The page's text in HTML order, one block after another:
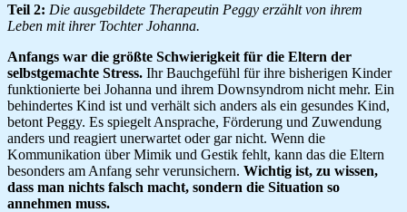
Teil 2: Die ausgebildete Therapeutin Peggy erzählt von ihrem
Leben mit ihrer Tochter Johanna.
Anfangs war die größte Schwierigkeit für die Eltern der
selbstgemachte Stress. Ihr Bauchgefühl für ihre bisherigen Kinder
funktionierte bei Johanna und ihrem Downsyndrom nicht mehr. Ein
behindertes Kind ist und verhält sich anders als ein gesundes Kind,
betont Peggy. Es spiegelt Ansprache, Förderung und Zuwendung
anders und reagiert unerwartet oder gar nicht. Wenn die
Kommunikation über Mimik und Gestik fehlt, kann das die Eltern
besonders am Anfang sehr verunsichern. Wichtig ist, zu wissen,
dass man nichts falsch macht, sondern die Situation so
annehmen muss.